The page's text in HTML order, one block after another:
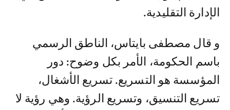
الإدارة التقليدية.
و قال مصطفى بايتاس، الناطق الرسمي
باسم الحكومة، الأمر بكل وضوح: دور
المؤسسة هو التسريع. تسريع الأشغال،
تسريع التنسيق، وتسريع الرؤية. وهي رؤية لا